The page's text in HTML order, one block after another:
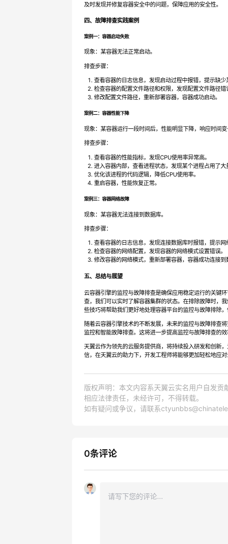
及时发现并修复容器安全中的问题，保障应用的安全性。
四、故障排查实践案例
案例一：容器启动失败
现象：某容器无法正常启动。
排查步骤：
查看容器的日志信息，发现启动过程中报错，提示缺少
检查容器的配置文件路径和权限，发现配置文件路径错
修改配置文件路径，重新部署容器，容器成功启动。
案例二：容器性能下降
现象：某容器运行一段时间后，性能明显下降，响应时间变
排查步骤：
查看容器的性能指标，发现CPU使用率异常高。
进入容器内部，查看进程状态，发现某个进程占用了大
优化该进程的代码逻辑，降低CPU使用率。
重启容器，性能恢复正常。
案例三：容器网络故障
现象：某容器无法连接到数据库。
排查步骤：
查看容器的日志信息，发现连接数据库时报错，提示网
检查容器的网络配置，发现容器的网络模式设置错误。
修改容器的网络模式，重新部署容器，容器成功连接到
五、总结与展望
云容器引擎的监控与故障排查是确保应用稳定运行的关键
查，我们可以实时了解容器集群的状态。在排除故障时，
些技巧将帮助我们更好地处理容器平台的监控与故障排除，
随着云容器引擎技术的不断发展，未来的监控与故障排查
监控和智能故障排查。这将进一步提高监控与故障排查的
天翼云作为领先的云服务提供商，将持续投入研发和创新
信，在天翼云的助力下，开发工程师将能够更加轻松地应
版权声明：本文内容系天翼云实名用户自发
相应法律责任，未经许可，不得转载。
如有疑问或争议，请联系
0条评论